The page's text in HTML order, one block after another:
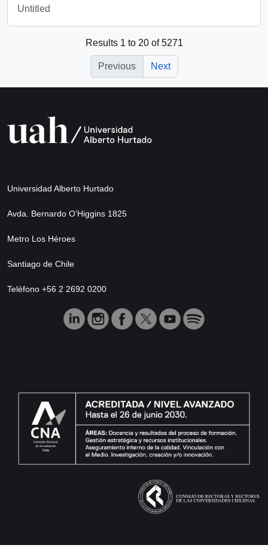
Untitled
Results 1 to 20 of 5271
Previous Next
Universidad Alberto Hurtado
Avda. Bernardo O’Higgins 1825
Metro Los Héroes
Santiago de Chile
Teléfono +56 2 2692 0200